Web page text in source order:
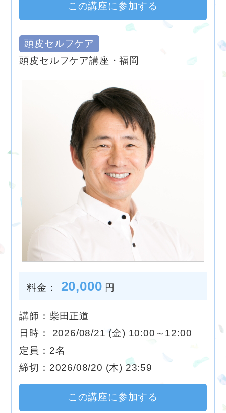
この講座に参加する
頭皮セルフケア
頭皮セルフケア講座・福岡
料金： 20,000 円
講師：柴田正道
日時： 2026/08/21 (金) 10:00～12:00
定員：2名
締切：2026/08/20 (木) 23:59
この講座に参加する